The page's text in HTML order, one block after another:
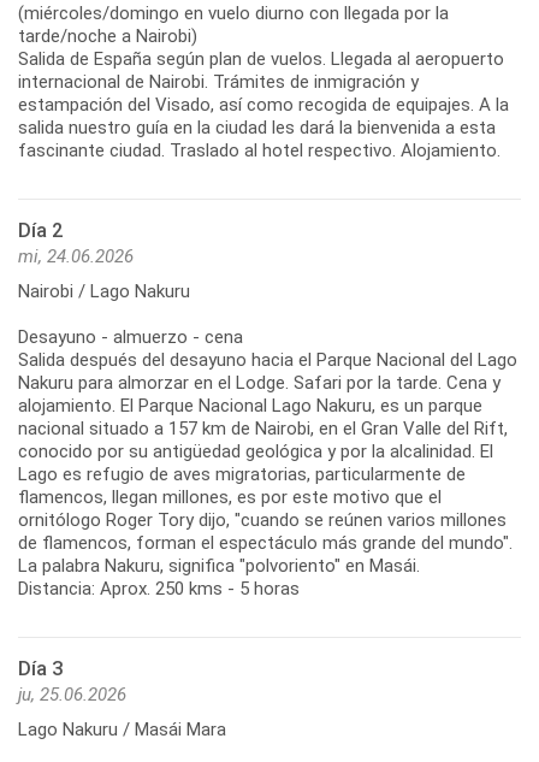
(miércoles/domingo en vuelo diurno con llegada por la
tarde/noche a Nairobi)
Salida de España según plan de vuelos. Llegada al aeropuerto
internacional de Nairobi. Trámites de inmigración y
estampación del Visado, así como recogida de equipajes. A la
salida nuestro guía en la ciudad les dará la bienvenida a esta
fascinante ciudad. Traslado al hotel respectivo. Alojamiento.
Día 2
mi, 24.06.2026
Nairobi / Lago Nakuru
Desayuno - almuerzo - cena
Salida después del desayuno hacia el Parque Nacional del Lago
Nakuru para almorzar en el Lodge. Safari por la tarde. Cena y
alojamiento. El Parque Nacional Lago Nakuru, es un parque
nacional situado a 157 km de Nairobi, en el Gran Valle del Rift,
conocido por su antigüedad geológica y por la alcalinidad. El
Lago es refugio de aves migratorias, particularmente de
flamencos, llegan millones, es por este motivo que el
ornitólogo Roger Tory dijo, "cuando se reúnen varios millones
de flamencos, forman el espectáculo más grande del mundo".
La palabra Nakuru, significa "polvoriento" en Masái.
Distancia: Aprox. 250 kms - 5 horas
Día 3
ju, 25.06.2026
Lago Nakuru / Masái Mara